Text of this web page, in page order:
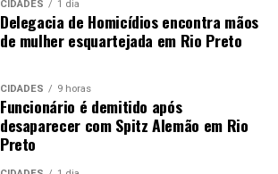
CIDADES 1 dia
Delegacia de Homicídios encontra mãos
de mulher esquartejada em Rio Preto
CIDADES 9 horas
Funcionário é demitido após
desaparecer com Spitz Alemão em Rio
Preto